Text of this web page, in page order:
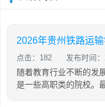
2026年贵州铁路运
点击：182 发布时间
随着教育行业不断的发
是一些高职类的院校。